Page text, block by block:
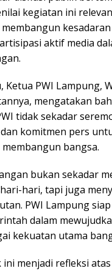
kegiatan ini
aktif media
Ketua PWI Lampung,
mengatakan
tidak sekadar
komitmen pers
bangsa.
bukan sekadar
hari, tapi juga
PWI Lampung
dalam
kekuatan utama
menjadi refleksi